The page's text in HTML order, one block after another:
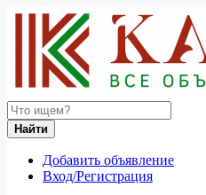
Найти
Добавить объявление
Вход/Регистрация
Россия
Разное
Личные вещи